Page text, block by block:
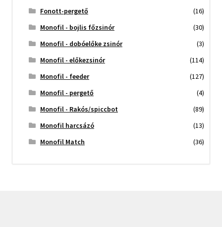
Fonott-pergető
(16)
Monofil - bojlis főzsinór
(30)
Monofil - dobóelőke zsinór
(3)
Monofil - előkezsinór
(114)
Monofil - feeder
(127)
Monofil - pergető
(4)
Monofil - Rakós/spiccbot
(89)
Monofil harcsázó
(13)
Monofil Match
(36)